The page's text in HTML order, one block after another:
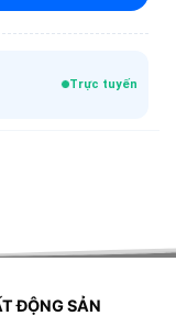
Trực tuyến
ĐỘNG SẢN